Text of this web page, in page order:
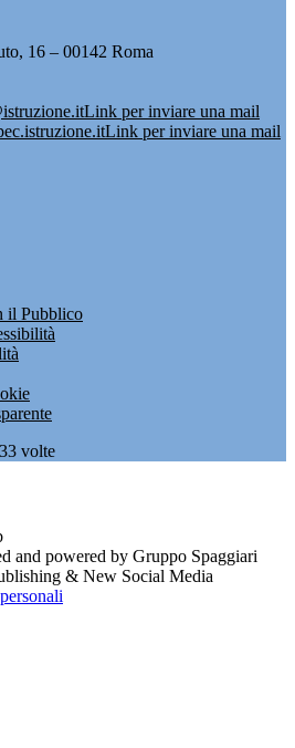
16 – 00142 Roma
Link per inviare una mail
Link per inviare una mail
il Pubblico
volte
and powered by Gruppo Spaggiari
& New Social Media